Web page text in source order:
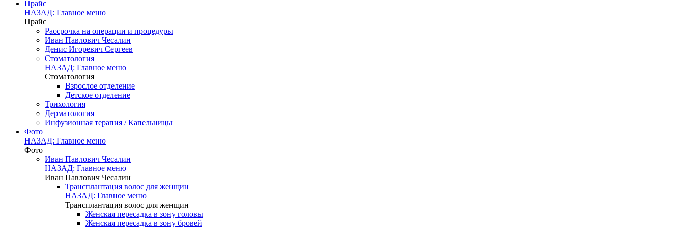
Прайс
НАЗАД: Главное меню
Прайс
Рассрочка на операции и процедуры
Иван Павлович Чесалин
Денис Игоревич Сергеев
Стоматология
НАЗАД: Главное меню
Стоматология
Взрослое отделение
Детское отделение
Трихология
Дерматология
Инфузионная терапия / Капельницы
Фото
НАЗАД: Главное меню
Фото
Иван Павлович Чесалин
НАЗАД: Главное меню
Иван Павлович Чесалин
Трансплантация волос для женщин
НАЗАД: Главное меню
Трансплантация волос для женщин
Женская пересадка в зону головы
Женская пересадка в зону бровей